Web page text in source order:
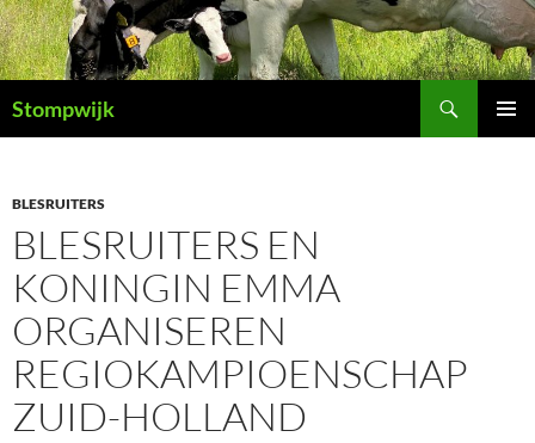
Ga
naar
de
inhoud
Stompwijk
BLESRUITERS
BLESRUITERS EN
KONINGIN EMMA
ORGANISEREN
REGIOKAMPIOENSCHAP
ZUID-HOLLAND